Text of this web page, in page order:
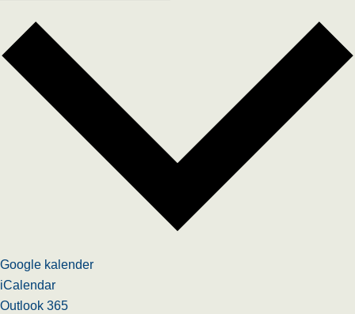
Google kalender
iCalendar
Outlook 365